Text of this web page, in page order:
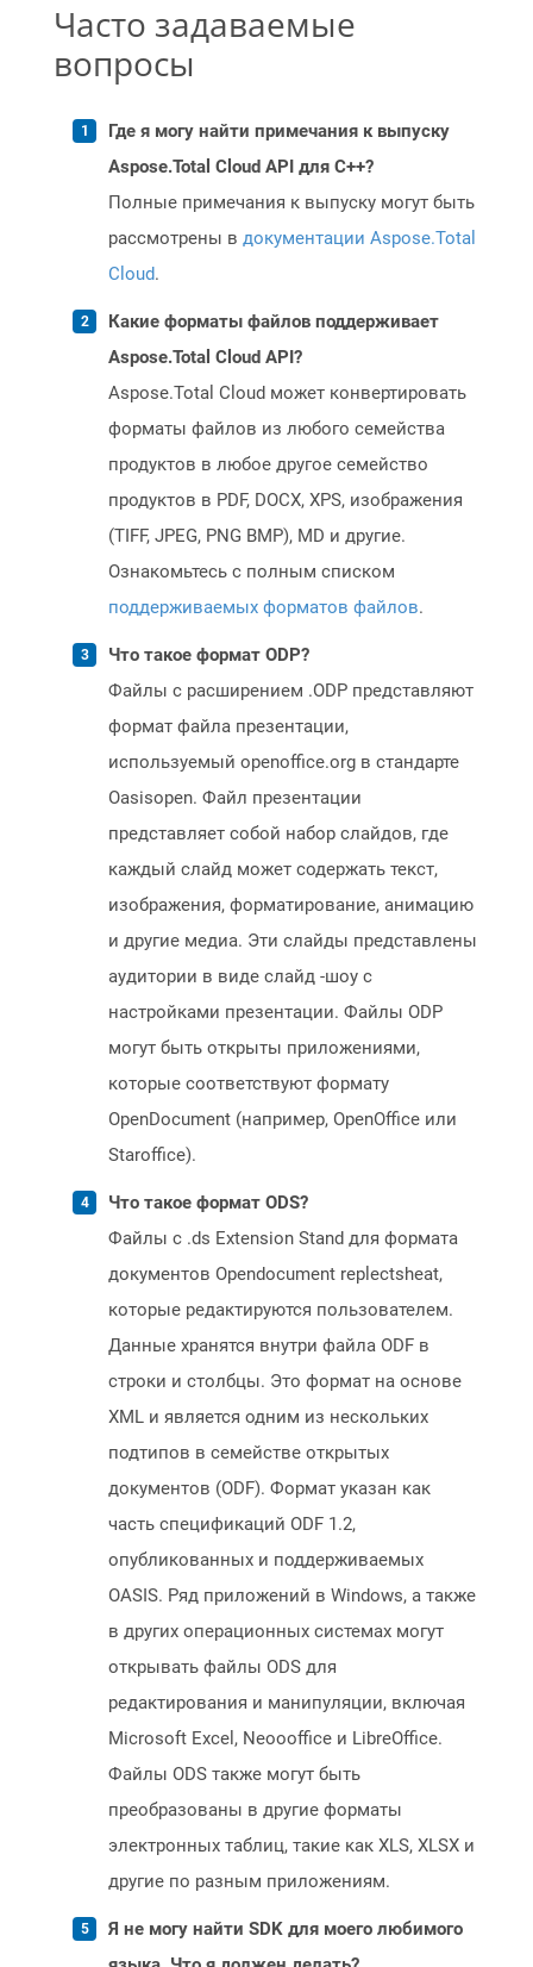
Часто задаваемые
вопросы
Где я могу найти примечания к выпуску
Aspose.Total Cloud API для C++?
Полные примечания к выпуску могут быть
рассмотрены в документации Aspose.Total
Cloud.
Какие форматы файлов поддерживает
Aspose.Total Cloud API?
Aspose.Total Cloud может конвертировать
форматы файлов из любого семейства
продуктов в любое другое семейство
продуктов в PDF, DOCX, XPS, изображения
(TIFF, JPEG, PNG BMP), MD и другие.
Ознакомьтесь с полным списком
поддерживаемых форматов файлов.
Что такое формат ODP?
Файлы с расширением .ODP представляют
формат файла презентации,
используемый openoffice.org в стандарте
Oasisopen. Файл презентации
представляет собой набор слайдов, где
каждый слайд может содержать текст,
изображения, форматирование, анимацию
и другие медиа. Эти слайды представлены
аудитории в виде слайд -шоу с
настройками презентации. Файлы ODP
могут быть открыты приложениями,
которые соответствуют формату
OpenDocument (например, OpenOffice или
Staroffice).
Что такое формат ODS?
Файлы с .ds Extension Stand для формата
документов Opendocument replectsheat,
которые редактируются пользователем.
Данные хранятся внутри файла ODF в
строки и столбцы. Это формат на основе
XML и является одним из нескольких
подтипов в семействе открытых
документов (ODF). Формат указан как
часть спецификаций ODF 1.2,
опубликованных и поддерживаемых
OASIS. Ряд приложений в Windows, а также
в других операционных системах могут
открывать файлы ODS для
редактирования и манипуляции, включая
Microsoft Excel, Neoooffice и LibreOffice.
Файлы ODS также могут быть
преобразованы в другие форматы
электронных таблиц, такие как XLS, XLSX и
другие по разным приложениям.
Я не могу найти SDK для моего любимого